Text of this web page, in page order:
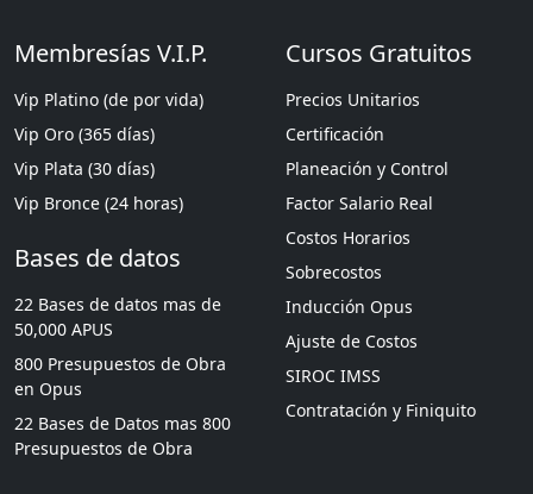
Membresías V.I.P.
Vip Platino (de por vida)
Vip Oro (365 días)
Vip Plata (30 días)
Vip Bronce (24 horas)
Bases de datos
22 Bases de datos mas de
50,000 APUS
800 Presupuestos de Obra
en Opus
22 Bases de Datos mas 800
Presupuestos de Obra
Cursos Gratuitos
Precios Unitarios
Certificación
Planeación y Control
Factor Salario Real
Costos Horarios
Sobrecostos
Inducción Opus
Ajuste de Costos
SIROC IMSS
Contratación y Finiquito